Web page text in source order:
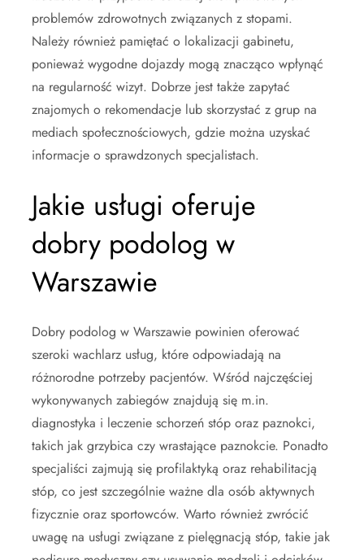
problemów zdrowotnych związanych z stopami.
Należy również pamiętać o lokalizacji gabinetu,
ponieważ wygodne dojazdy mogą znacząco wpłynąć
na regularność wizyt. Dobrze jest także zapytać
znajomych o rekomendacje lub skorzystać z grup na
mediach społecznościowych, gdzie można uzyskać
informacje o sprawdzonych specjalistach.
Jakie usługi oferuje
dobry podolog w
Warszawie
Dobry podolog w Warszawie powinien oferować
szeroki wachlarz usług, które odpowiadają na
różnorodne potrzeby pacjentów. Wśród najczęściej
wykonywanych zabiegów znajdują się m.in.
diagnostyka i leczenie schorzeń stóp oraz paznokci,
takich jak grzybica czy wrastające paznokcie. Ponadto
specjaliści zajmują się profilaktyką oraz rehabilitacją
stóp, co jest szczególnie ważne dla osób aktywnych
fizycznie oraz sportowców. Warto również zwrócić
uwagę na usługi związane z pielęgnacją stóp, takie jak